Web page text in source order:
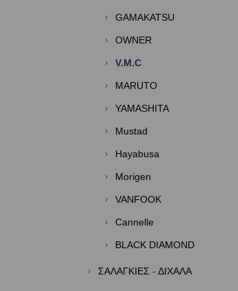
GAMAKATSU
OWNER
V.M.C
MARUTO
YAMASHITA
Mustad
Hayabusa
Morigen
VANFOOK
Cannelle
BLACK DIAMOND
ΣΑΛΑΓΚΙΕΣ - ΔΙΧΑΛΑ